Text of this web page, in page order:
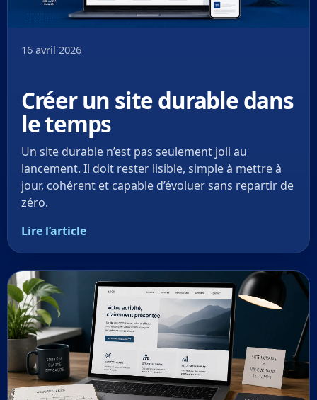
16 avril 2026
Créer un site durable dans
le temps
Un site durable n’est pas seulement joli au
lancement. Il doit rester lisible, simple à mettre à
jour, cohérent et capable d’évoluer sans repartir de
zéro.
Lire l’article